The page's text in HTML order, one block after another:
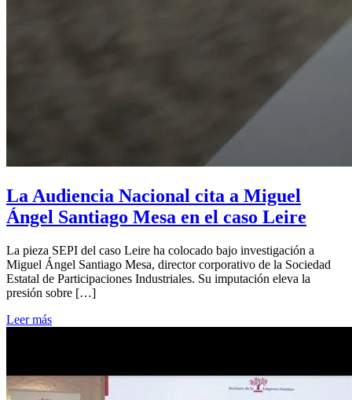
La Audiencia Nacional cita a Miguel
Ángel Santiago Mesa en el caso Leire
La pieza SEPI del caso Leire ha colocado bajo investigación a
Miguel Ángel Santiago Mesa, director corporativo de la Sociedad
Estatal de Participaciones Industriales. Su imputación eleva la
presión sobre […]
Leer más